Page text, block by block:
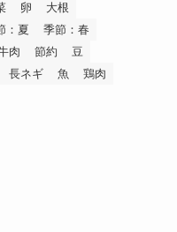
卵
大根
：夏
季節：春
肉 節約
豆
長ネギ 魚 鶏肉